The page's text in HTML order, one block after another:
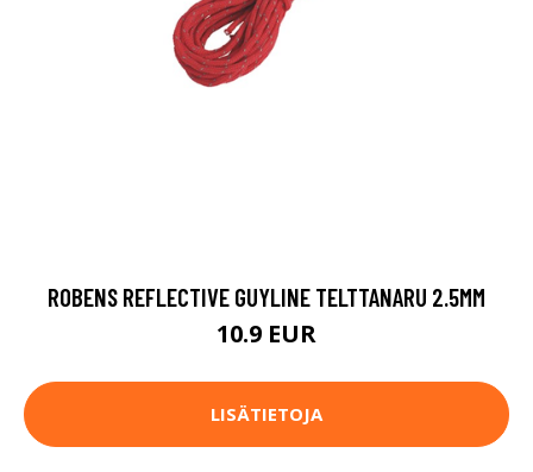
ROBENS REFLECTIVE GUYLINE TELTTANARU 2.5MM
10.9 EUR
LISÄTIETOJA